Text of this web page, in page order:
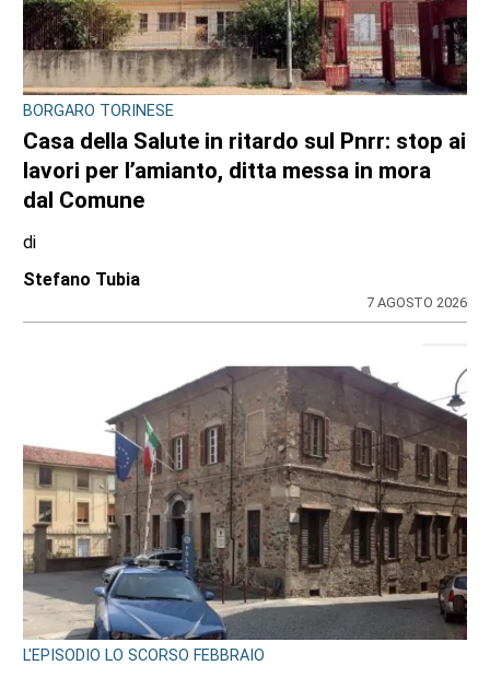
CONTRASTO ALLO SPACCIO DI DROGA
Scaglia il monopattino contro la volante e
finge di essere minorenne: arrestato
pusher 20enne con 30 dosi di crack
di
Redazione
MAXI SEQUESTRO DI STUPEFACENTE